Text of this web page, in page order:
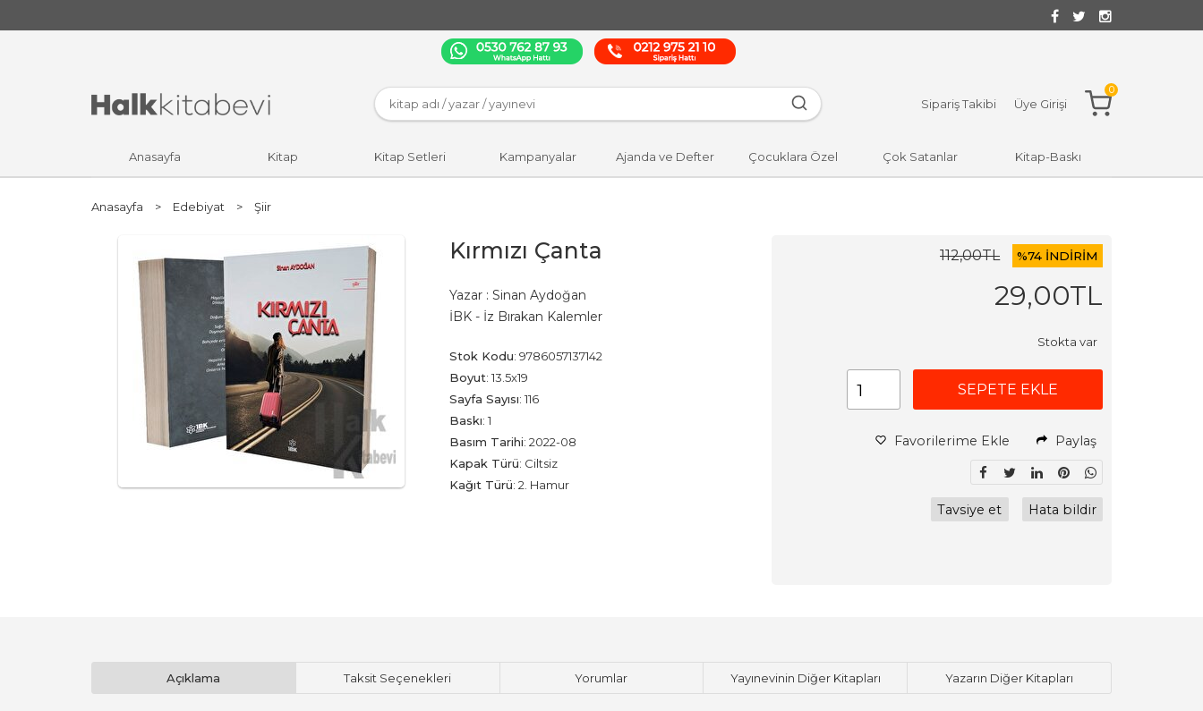
Sipariş Takibi Üye Girişi
0
Anasayfa Kitap Kitap Setleri Kampanyalar Ajanda ve Defter Çocuklara Özel Çok Satanlar Kitap-Baskı
Anasayfa > Edebiyat > Şiir
Kırmızı Çanta
Yazar : Sinan Aydoğan
İBK - İz Bırakan Kalemler
Stok Kodu: 9786057137142
Boyut: 13.5x19
Sayfa Sayısı: 116
Baskı: 1
Basım Tarihi: 2022-08
Kapak Türü: Ciltsiz
Kağıt Türü: 2. Hamur
112,00TL %74 İNDİRİM
29,00TL
Stokta var
SEPETE EKLE
Favorilerime Ekle Paylaş
Tavsiye et Hata bildir
Açıklama Taksit Seçenekleri Yorumlar Yayınevinin Diğer Kitapları Yazarın Diğer Kitapları